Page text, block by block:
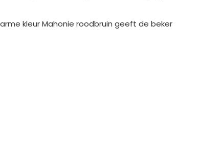
kleur Mahonie roodbruin geeft de beker